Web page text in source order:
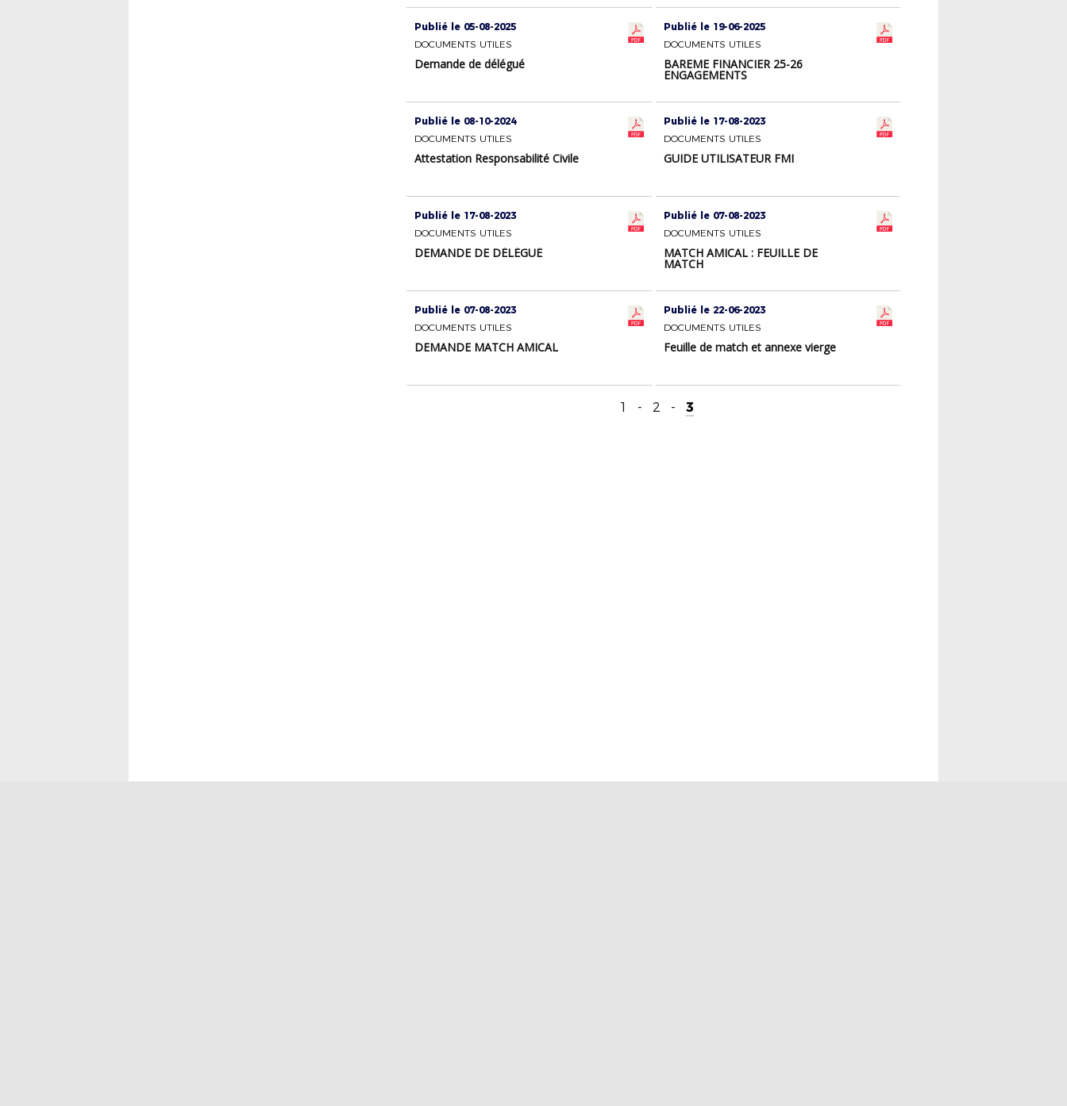
Publié le 05-08-2025
DOCUMENTS UTILES
Demande de délégué
Publié le 19-06-2025
DOCUMENTS UTILES
BAREME FINANCIER 25-26
ENGAGEMENTS
Publié le 08-10-2024
DOCUMENTS UTILES
Attestation Responsabilité Civile
Publié le 17-08-2023
DOCUMENTS UTILES
GUIDE UTILISATEUR FMI
Publié le 17-08-2023
DOCUMENTS UTILES
DEMANDE DE DÉLÉGUÉ
Publié le 07-08-2023
DOCUMENTS UTILES
MATCH AMICAL : FEUILLE DE
MATCH
Publié le 07-08-2023
DOCUMENTS UTILES
DEMANDE MATCH AMICAL
Publié le 22-06-2023
DOCUMENTS UTILES
Feuille de match et annexe vierge
1 - 2 - 3